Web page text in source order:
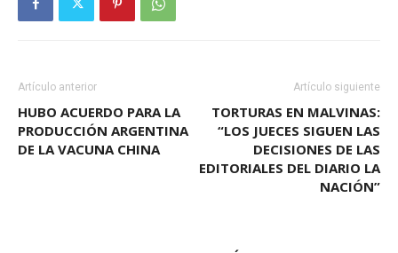
Artículo anterior
HUBO ACUERDO PARA LA
PRODUCCIÓN ARGENTINA
DE LA VACUNA CHINA
Artículo siguiente
TORTURAS EN MALVINAS:
“LOS JUECES SIGUEN LAS
DECISIONES DE LAS
EDITORIALES DEL DIARIO LA
NACIÓN”